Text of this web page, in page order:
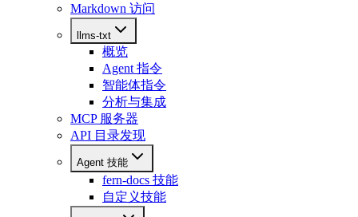
Markdown 访问
llms-txt
概览
Agent 指令
智能体指令
分析与集成
MCP 服务器
API 目录发现
Agent 技能
fern-docs 技能
自定义技能